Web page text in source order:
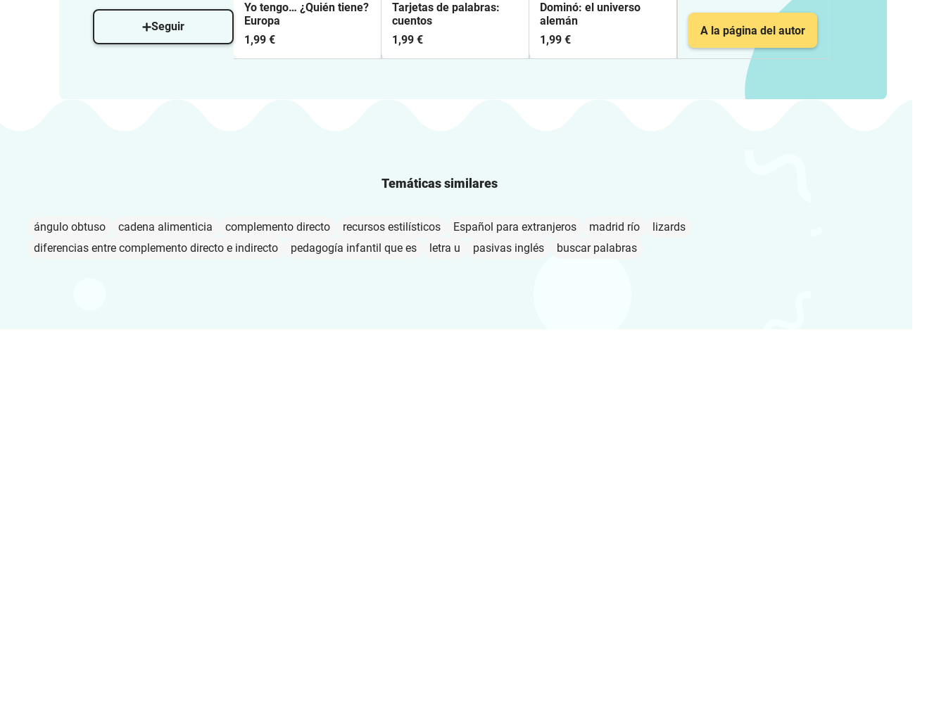
Seguir
Yo tengo… ¿Quién tiene?
Europa
1,99 €
Tarjetas de palabras:
cuentos
1,99 €
Dominó: el universo
alemán
1,99 €
A la página del autor
Temáticas similares
ángulo obtuso cadena alimenticia complemento directo recursos estilísticos Español para extranjeros madrid río
lizards
diferencias entre complemento directo e indirecto
pedagogía infantil que es letra u pasivas inglés buscar palabras